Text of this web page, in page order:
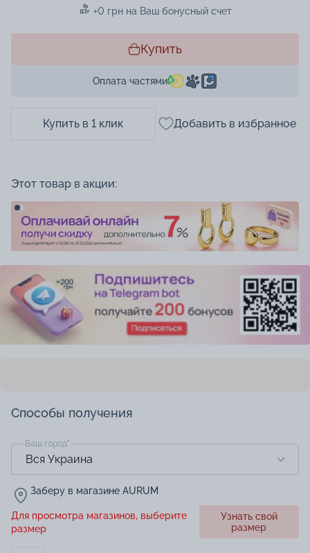
+0 грн на Ваш бонусный счет
Купить
Оплата частями
Купить в 1 клик Добавить в избранное
Этот товар в акции:
Способы получения
Ваш город*
Заберу в магазине AURUM
Для просмотра магазинов, выберите
размер
Узнать свой
размер